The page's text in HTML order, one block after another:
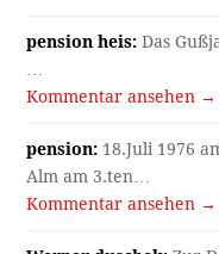
pension heis: Das
Kommentar ansehen →
pension: 18.Juli 1976
Alm am 3.ten…
Kommentar ansehen →